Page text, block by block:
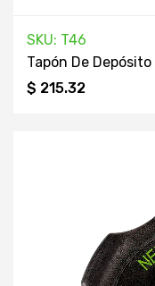
SKU: T46
Tapón De Depósito
$ 215.32